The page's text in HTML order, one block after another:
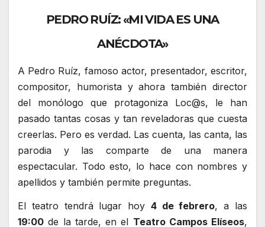
PEDRO RUÍZ: «MI VIDA ES UNA
ANÉCDOTA»
A Pedro Ruíz, famoso actor, presentador, escritor,
compositor, humorista y ahora también director
del monólogo que protagoniza Loc@s, le han
pasado tantas cosas y tan reveladoras que cuesta
creerlas. Pero es verdad. Las cuenta, las canta, las
parodia y las comparte de una manera
espectacular. Todo esto, lo hace con nombres y
apellidos y también permite preguntas.
El teatro tendrá lugar hoy 4 de febrero, a las
19:00 de la tarde, en el Teatro Campos Elíseos,